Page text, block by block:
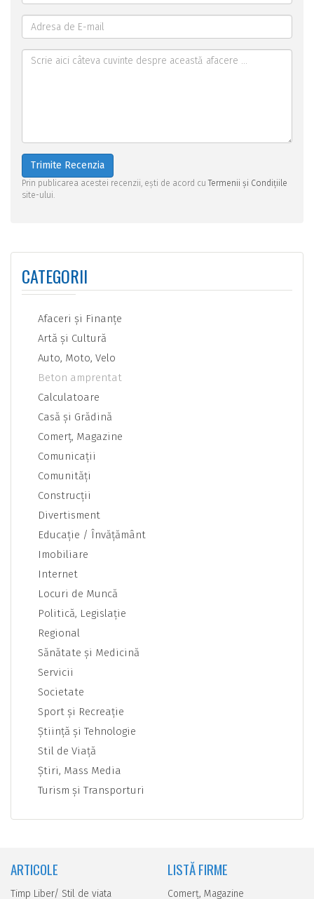
Trimite Recenzia
Prin publicarea acestei recenzii, ești de acord cuTermenii și Condițiile
site-ului.
CATEGORII
Afaceri şi Finanţe
Artă şi Cultură
Auto, Moto, Velo
Beton amprentat
Calculatoare
Casă şi Grădină
Comerţ, Magazine
Comunicaţii
Comunităţi
Construcţii
Divertisment
Educaţie / Învăţământ
Imobiliare
Internet
Locuri de Muncă
Politică, Legislaţie
Regional
Sănătate şi Medicină
Servicii
Societate
Sport şi Recreaţie
Ştiinţă şi Tehnologie
Stil de Viaţă
Ştiri, Mass Media
Turism şi Transporturi
ARTICOLE
Timp Liber/ Stil de viata
LISTĂ FIRME
Comerţ, Magazine